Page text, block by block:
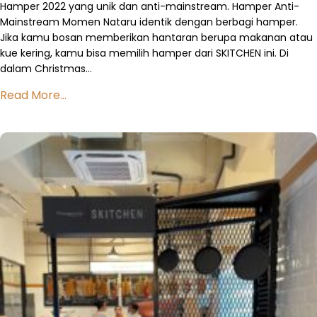
Hamper 2022 yang unik dan anti-mainstream. Hamper Anti-
Mainstream Momen Nataru identik dengan berbagi hamper.
Jika kamu bosan memberikan hantaran berupa makanan atau
kue kering, kamu bisa memilih hamper dari SKITCHEN ini. Di
dalam Christmas…
Read More...